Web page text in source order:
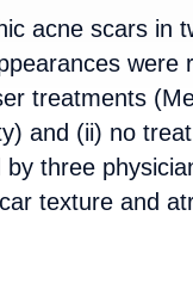
acne scars in
were
treatments
and (ii) no
three
texture and